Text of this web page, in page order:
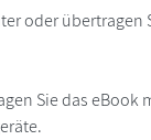
oder
Sie das eBook